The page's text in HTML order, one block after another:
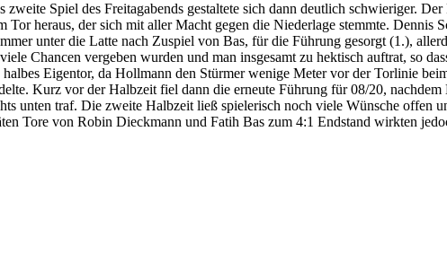
zweite Spiel des Freitagabends gestaltete sich dann deutlich schwieriger.
Tor heraus, der sich mit aller Macht gegen die Niederlage stemmte. Dennis
unter die Latte nach Zuspiel von Bas, für die Führung gesorgt (1.),
Chancen vergeben wurden und man insgesamt zu hektisch auftrat, so
halbes Eigentor, da Hollmann den Stürmer wenige Meter vor der Torlinie
Kurz vor der Halbzeit fiel dann die erneute Führung für 08/20,
unten traf. Die zweite Halbzeit ließ spielerisch noch viele Wünsche offen
Tore von Robin Dieckmann und Fatih Bas zum 4:1 Endstand wirkten